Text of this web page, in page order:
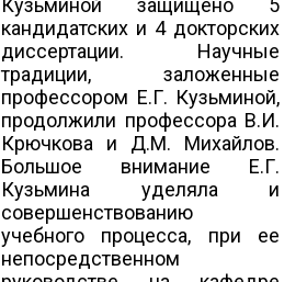
Кузьминой защищено 5
кандидатских и 4 докторских
диссертации. Научные
традиции, заложенные
профессором Е.Г. Кузьминой,
продолжили профессора В.И.
Крючкова и Д.М. Михайлов.
Большое внимание Е.Г.
Кузьмина уделяла и
совершенствованию
учебного процесса, при ее
непосредственном